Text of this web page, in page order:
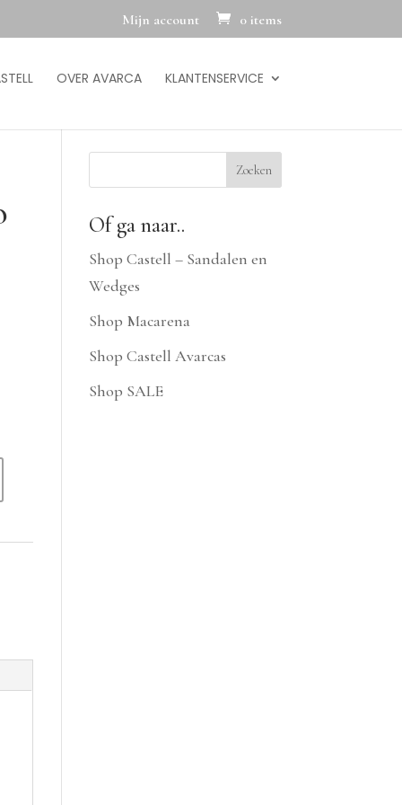
Mijn account 0 items
OVER AVARCA KLANTENSERVICE
Of ga naar..
Shop Castell – Sandalen en
Wedges
Shop Macarena
Shop Castell Avarcas
Shop SALE